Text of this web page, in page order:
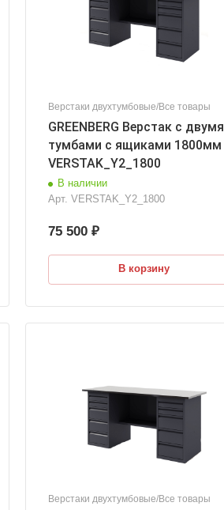
Верстаки двухтумбовые/Все товары
GREENBERG Верстак с двумя
тумбами с ящиками 1800мм
VERSTAK_Y2_1800
В наличии
Арт. VERSTAK_Y2_1800
75 500 ₽
В корзину
Верстаки двухтумбовые/Все товары